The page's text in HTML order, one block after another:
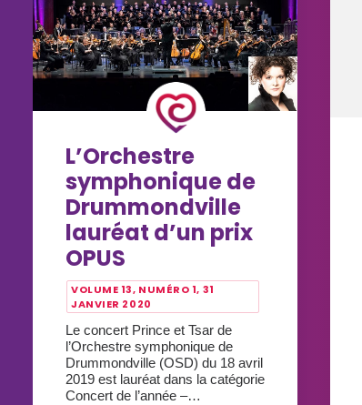
L’Orchestre
symphonique de
Drummondville
lauréat d’un prix
OPUS
VOLUME 13, NUMÉRO 1, 31
JANVIER 2020
Le concert Prince et Tsar de
l’Orchestre symphonique de
Drummondville (OSD) du 18 avril
2019 est lauréat dans la catégorie
Concert de l’année –…